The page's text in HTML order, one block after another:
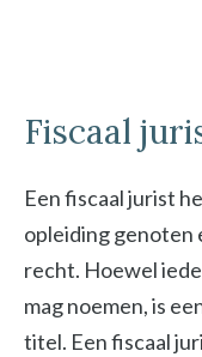
Fiscaal
Een fiscaal jurist
opleiding genoten
recht. Hoewel
mag noemen, is
titel. Een fiscaal